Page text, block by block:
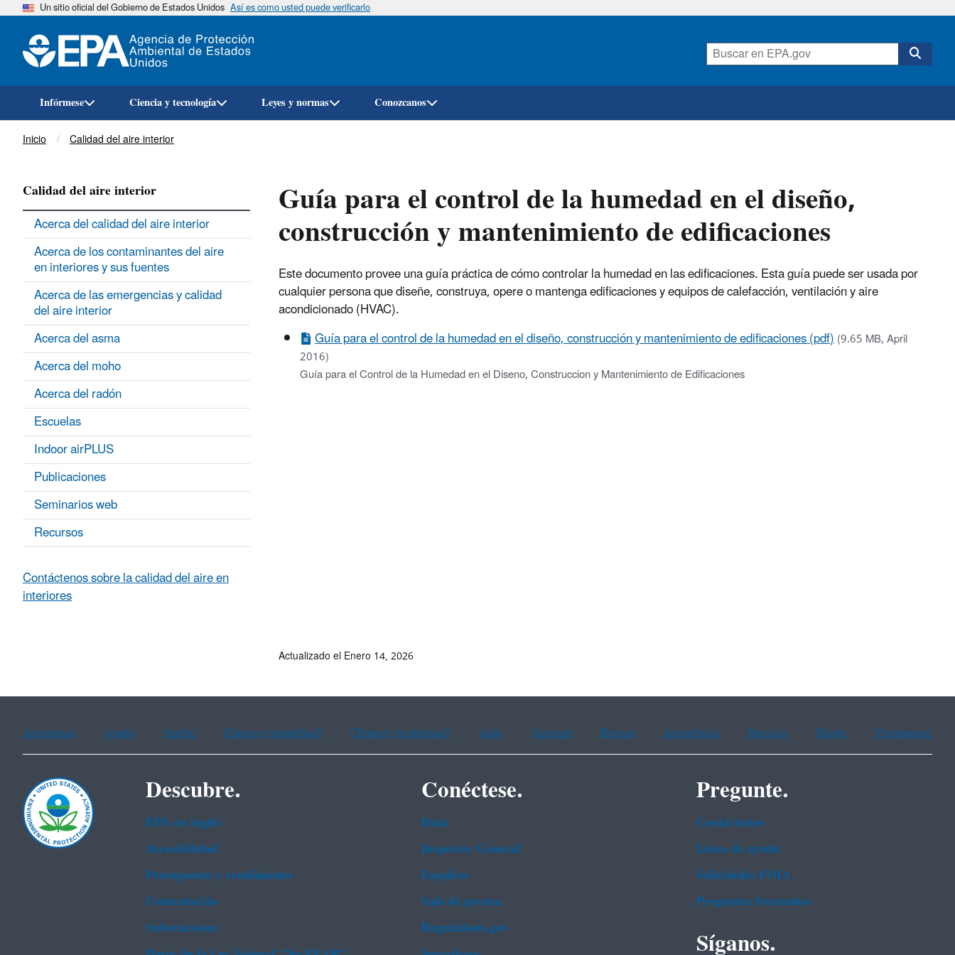
Pasar
Un sitio oficial del Gobierno de Estados Unidos Así es como usted puede verificarlo
Infórmese Ciencia y tecnología Leyes y normas Conozcanos
Breadcrumb
Inicio Calidad del aire interior
Guía para el control de la humedad en el diseño,
construcción y mantenimiento de edificaciones
Este documento provee una guía práctica de cómo controlar la humedad en las edificaciones. Esta guía puede ser usada por
cualquier persona que diseñe, construya, opere o mantenga edificaciones y equipos de calefacción, ventilación y aire
acondicionado (HVAC).
Guía para el control de la humedad en el diseño, construcción y mantenimiento de edificaciones (pdf)(9.65 MB, April
2016)
Guía para el Control de la Humedad en el Diseno, Construccion y Mantenimiento de Edificaciones
Calidad del aire interior
Acerca del calidad del aire interior
Acerca de los contaminantes del aire
en interiores y sus fuentes
Acerca de las emergencias y calidad
del aire interior
Acerca del asma
Acerca del moho
Acerca del radón
Escuelas
Indoor airPLUS
Publicaciones
Seminarios web
Recursos
Contáctenos sobre la calidad del aire en
interiores
Actualizado el Enero 14, 2026
Assistance Ayuda Arabic Chinese (simplified) Chinese (traditional) Aide Asistans Korean Assistência Russian Tulong Vietnamese
Descubre.
EPA en ingl‌és
Accesibilidad
Presupuesto y rendimiento
Contratación
Subvenciones
Conéctese.
Data
Inspector General
Empleos
Sala de prensa
Regulations.gov
Pregunte.
Contáctenos
Línea de ayuda
Solicitudes FOIA
Preguntas frecuentes
Síganos.